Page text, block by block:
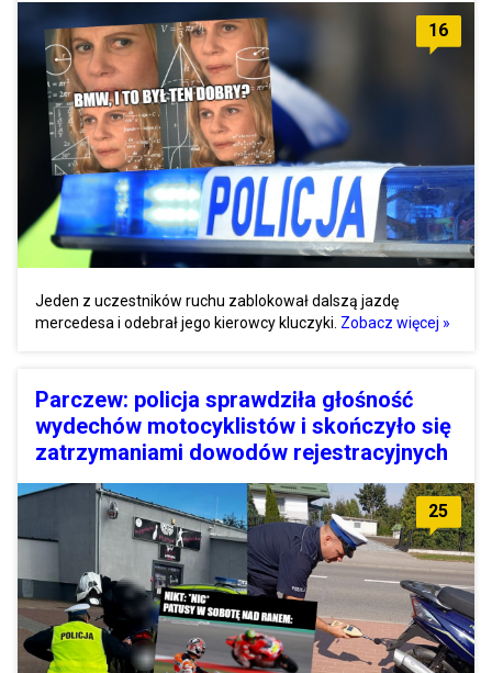
16
Jeden z uczestników ruchu zablokował dalszą jazdę
mercedesa i odebrał jego kierowcy kluczyki. Zobacz więcej »
Parczew: policja sprawdziła głośność
wydechów motocyklistów i skończyło się
zatrzymaniami dowodów rejestracyjnych
25